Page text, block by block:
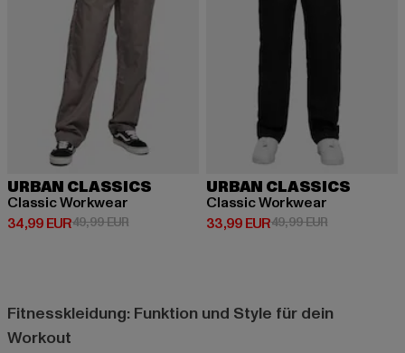
URBAN CLASSICS
Classic Workwear
34,99 EUR
Derzeitiger Preis: 34,99 EUR
49,99 EURAktionspreis: 49,99 EUR
URBAN CLASSICS
Classic Workwear
33,99 EUR
Derzeitiger Preis: 33,99 EUR
49,99 EURAktionspreis:
Fitnesskleidung: Funktion und Style für dein
Workout